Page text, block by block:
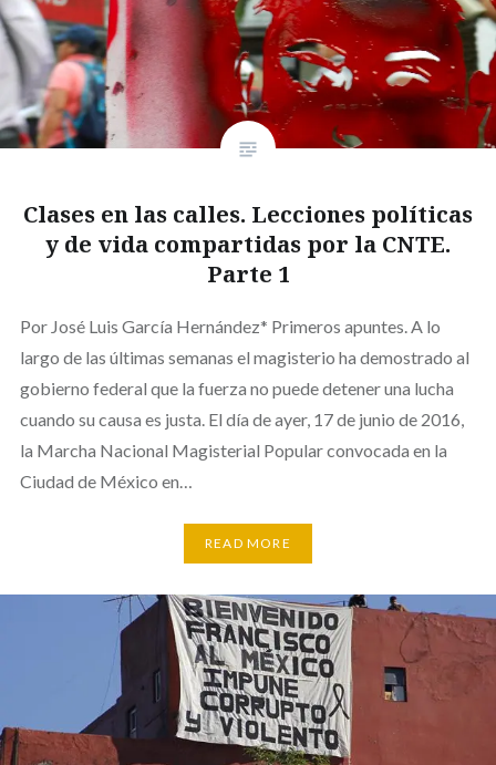
Clases en las calles. Lecciones políticas
y de vida compartidas por la CNTE.
Parte 1
Por José Luis García Hernández* Primeros apuntes. A lo
largo de las últimas semanas el magisterio ha demostrado al
gobierno federal que la fuerza no puede detener una lucha
cuando su causa es justa. El día de ayer, 17 de junio de 2016,
la Marcha Nacional Magisterial Popular convocada en la
Ciudad de México en…
READ MORE